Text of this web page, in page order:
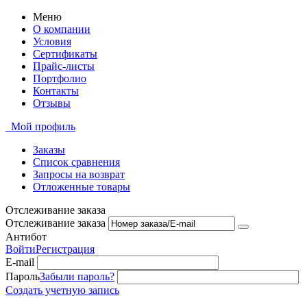
Меню
О компании
Условия
Сертификаты
Прайс-листы
Портфолио
Контакты
Отзывы
Мой профиль
Заказы
Список сравнения
Запросы на возврат
Отложенные товары
Отслеживание заказа
Отслеживание заказа
Антибот
ВойтиРегистрация
E-mail
ПарольЗабыли пароль?
Создать учетную запись